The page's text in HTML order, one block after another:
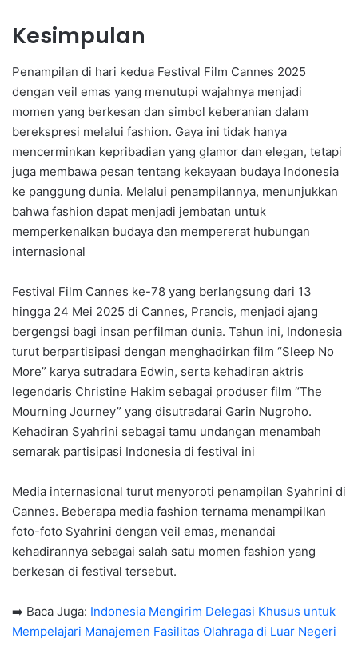
Kesimpulan
Penampilan di hari kedua Festival Film Cannes 2025
dengan veil emas yang menutupi wajahnya menjadi
momen yang berkesan dan simbol keberanian dalam
berekspresi melalui fashion. Gaya ini tidak hanya
mencerminkan kepribadian yang glamor dan elegan, tetapi
juga membawa pesan tentang kekayaan budaya Indonesia
ke panggung dunia. Melalui penampilannya, menunjukkan
bahwa fashion dapat menjadi jembatan untuk
memperkenalkan budaya dan mempererat hubungan
internasional
Festival Film Cannes ke-78 yang berlangsung dari 13
hingga 24 Mei 2025 di Cannes, Prancis, menjadi ajang
bergengsi bagi insan perfilman dunia. Tahun ini, Indonesia
turut berpartisipasi dengan menghadirkan film “Sleep No
More” karya sutradara Edwin, serta kehadiran aktris
legendaris Christine Hakim sebagai produser film “The
Mourning Journey” yang disutradarai Garin Nugroho.
Kehadiran Syahrini sebagai tamu undangan menambah
semarak partisipasi Indonesia di festival ini
Media internasional turut menyoroti penampilan Syahrini di
Cannes. Beberapa media fashion ternama menampilkan
foto-foto Syahrini dengan veil emas, menandai
kehadirannya sebagai salah satu momen fashion yang
berkesan di festival tersebut.
➡️ Baca Juga: Indonesia Mengirim Delegasi Khusus untuk
Mempelajari Manajemen Fasilitas Olahraga di Luar Negeri